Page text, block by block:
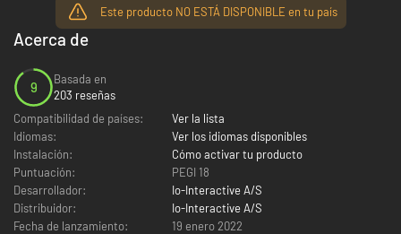
Este producto NO ESTÁ DISPONIBLE en tu país
Acerca de
9
Basada en
203 reseñas
Compatibilidad de países:
Ver la lista
Idiomas:
Ver los idiomas disponibles
Instalación:
Cómo activar tu producto
Puntuación:
PEGI 18
Desarrollador:
Io-Interactive A/S
Distribuidor:
Io-Interactive A/S
Fecha de lanzamiento:
19 enero 2022